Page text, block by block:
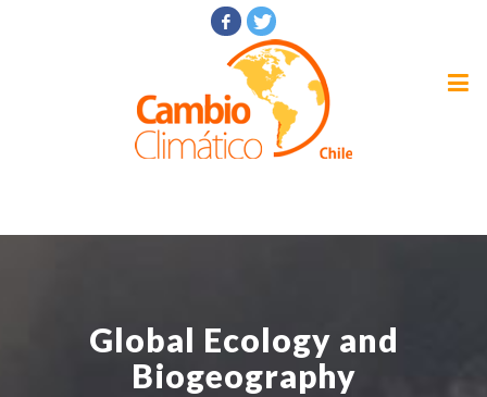
Global Ecology and
Biogeography